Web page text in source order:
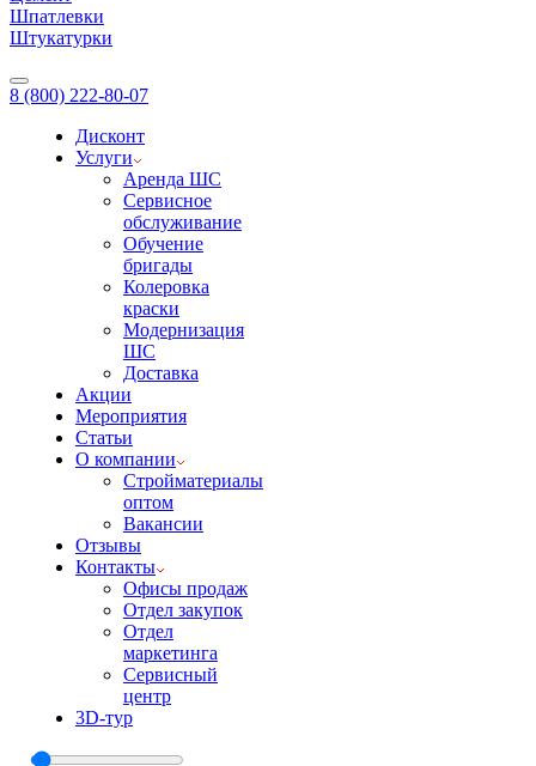
Шпатлевки
Штукатурки
8 (800) 222-80-07
Дисконт
Услуги
Аренда ШС
Сервисное
обслуживание
Обучение
бригады
Колеровка
краски
Модернизация
ШС
Доставка
Акции
Мероприятия
Статьи
О компании
Стройматериалы
оптом
Вакансии
Отзывы
Контакты
Офисы продаж
Отдел закупок
Отдел
маркетинга
Сервисный
центр
3D-тур